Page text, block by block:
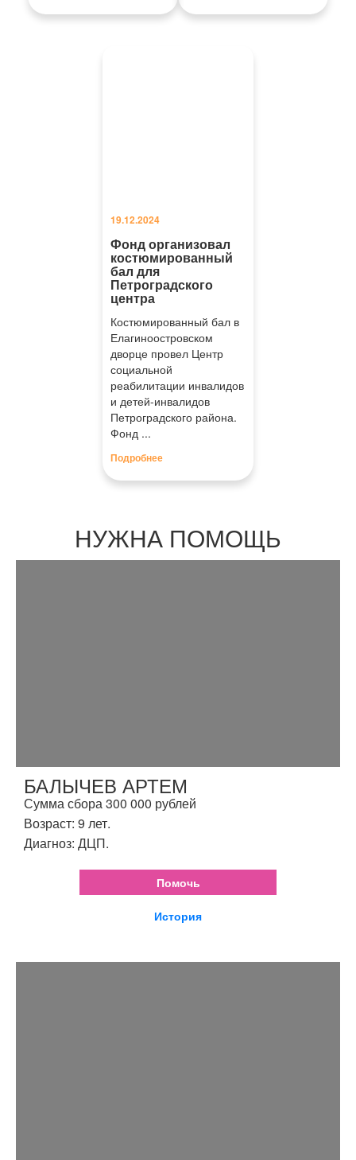
19.12.2024
Фонд организовал
костюмированный
бал для
Петроградского
центра
Костюмированный бал в
Елагиноостровском
дворце провел Центр
социальной
реабилитации инвалидов
и детей-инвалидов
Петроградского района.
Фонд ...
Подробнее
НУЖНА ПОМОЩЬ
БАЛЫЧЕВ АРТЕМ
Сумма сбора 300 000 рублей
Возраст: 9 лет.
Диагноз: ДЦП.
Помочь
История